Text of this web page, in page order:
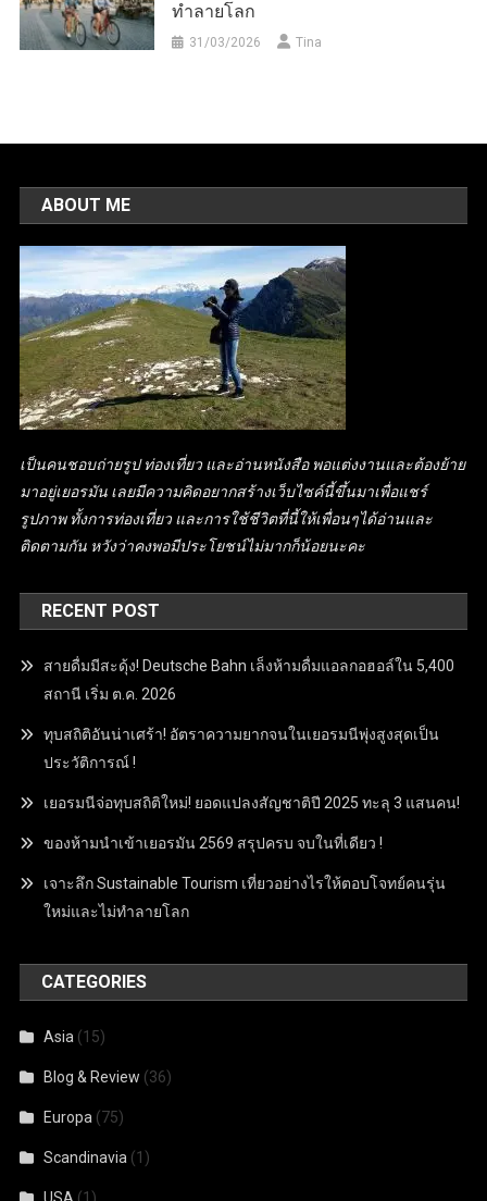
ทำลายโลก
31/03/2026 Tina
ABOUT ME
เป็นคนชอบถ่ายรูป ท่องเที่ยว และอ่านหนังสือ พอแต่งงานและต้องย้าย
มาอยู่เยอรมัน เลยมีความคิดอยากสร้างเว็บไซค์นี้ขึ้นมาเพื่อแชร์
รูปภาพ ทั้งการท่องเที่ยว และการใช้ชีวิตที่นี้ให้เพื่อนๆได้อ่านและ
ติดตามกัน หวังว่าคงพอมีประโยชน์ไม่มากก็น้อยนะคะ
RECENT POST
สายดื่มมีสะดุ้ง! Deutsche Bahn เล็งห้ามดื่มแอลกอฮอล์ใน 5,400
สถานี เริ่ม ต.ค. 2026
ทุบสถิติอันน่าเศร้า! อัตราความยากจนในเยอรมนีพุ่งสูงสุดเป็น
ประวัติการณ์ !
เยอรมนีจ่อทุบสถิติใหม่! ยอดแปลงสัญชาติปี 2025 ทะลุ 3 แสนคน!
ของห้ามนำเข้าเยอรมัน 2569 สรุปครบ จบในที่เดียว !
เจาะลึก Sustainable Tourism เที่ยวอย่างไรให้ตอบโจทย์คนรุ่น
ใหม่และไม่ทำลายโลก
CATEGORIES
Asia (15)
Blog & Review (36)
Europa (75)
Scandinavia (1)
USA (1)